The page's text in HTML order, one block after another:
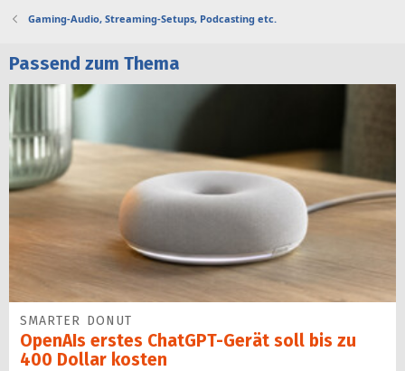
Gaming-Audio, Streaming-Setups, Podcasting etc.
Passend zum Thema
SMARTER DONUT
OpenAIs erstes ChatGPT-Gerät soll bis zu
400 Dollar kosten